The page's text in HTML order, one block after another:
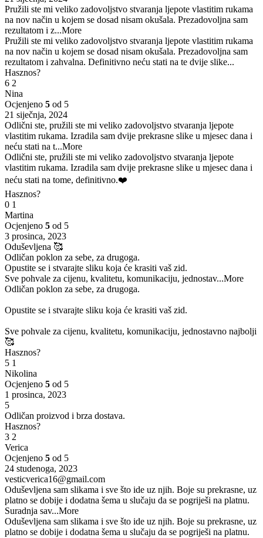
Pružili ste mi veliko zadovoljstvo stvaranja ljepote vlastitim rukama
na nov način u kojem se dosad nisam okušala. Prezadovoljna sam
rezultatom i z...More
Pružili ste mi veliko zadovoljstvo stvaranja ljepote vlastitim rukama
na nov način u kojem se dosad nisam okušala. Prezadovoljna sam
rezultatom i zahvalna. Definitivno neću stati na te dvije slike...
Hasznos?
6 2
Nina
Ocjenjeno 5 od 5
21 siječnja, 2024
Odlični ste, pružili ste mi veliko zadovoljstvo stvaranja ljepote
vlastitim rukama. Izradila sam dvije prekrasne slike u mjesec dana i
neću stati na t...More
Odlični ste, pružili ste mi veliko zadovoljstvo stvaranja ljepote
vlastitim rukama. Izradila sam dvije prekrasne slike u mjesec dana i
neću stati na tome, definitivno.❤️
Hasznos?
0 1
Martina
Ocjenjeno 5 od 5
3 prosinca, 2023
Oduševljena 🥰
Odličan poklon za sebe, za drugoga.
Opustite se i stvarajte sliku koja će krasiti vaš zid.
Sve pohvale za cijenu, kvalitetu, komunikaciju, jednostav...More
Odličan poklon za sebe, za drugoga.
Opustite se i stvarajte sliku koja će krasiti vaš zid.
Sve pohvale za cijenu, kvalitetu, komunikaciju, jednostavno najbolji
🥰
Hasznos?
5 1
Nikolina
Ocjenjeno 5 od 5
1 prosinca, 2023
5
Odličan proizvod i brza dostava.
Hasznos?
3 2
Verica
Ocjenjeno 5 od 5
24 studenoga, 2023
vesticverica16@gmail.com
Oduševljena sam slikama i sve što ide uz njih. Boje su prekrasne, uz
platno se dobije i dodatna šema u slučaju da se pogriješi na platnu.
Suradnja sav...More
Oduševljena sam slikama i sve što ide uz njih. Boje su prekrasne, uz
platno se dobije i dodatna šema u slučaju da se pogriješi na platnu.